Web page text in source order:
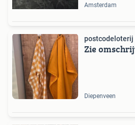
Amsterdam
postcodeloterij
Zie
Diepenveen